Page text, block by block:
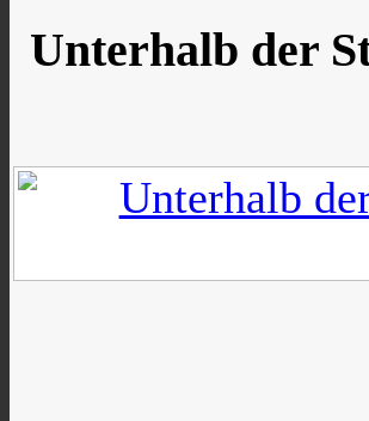
Unterhalb der